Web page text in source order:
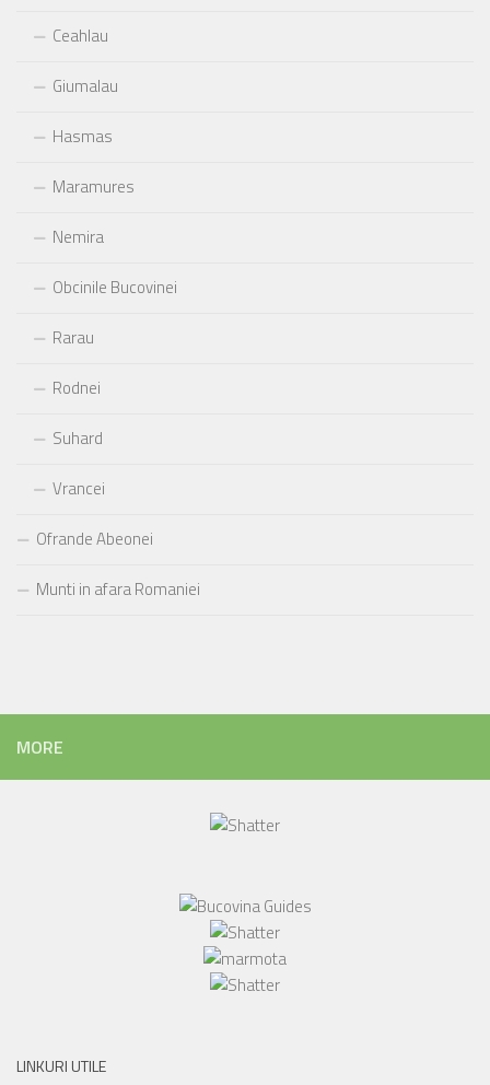
Ceahlau
Giumalau
Hasmas
Maramures
Nemira
Obcinile Bucovinei
Rarau
Rodnei
Suhard
Vrancei
Ofrande Abeonei
Munti in afara Romaniei
MORE
LINKURI UTILE